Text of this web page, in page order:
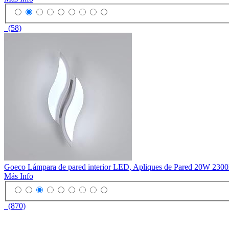
(58)
Goeco Lámpara de pared interior LED, Apliques de Pared 20W
Más Info
(870)